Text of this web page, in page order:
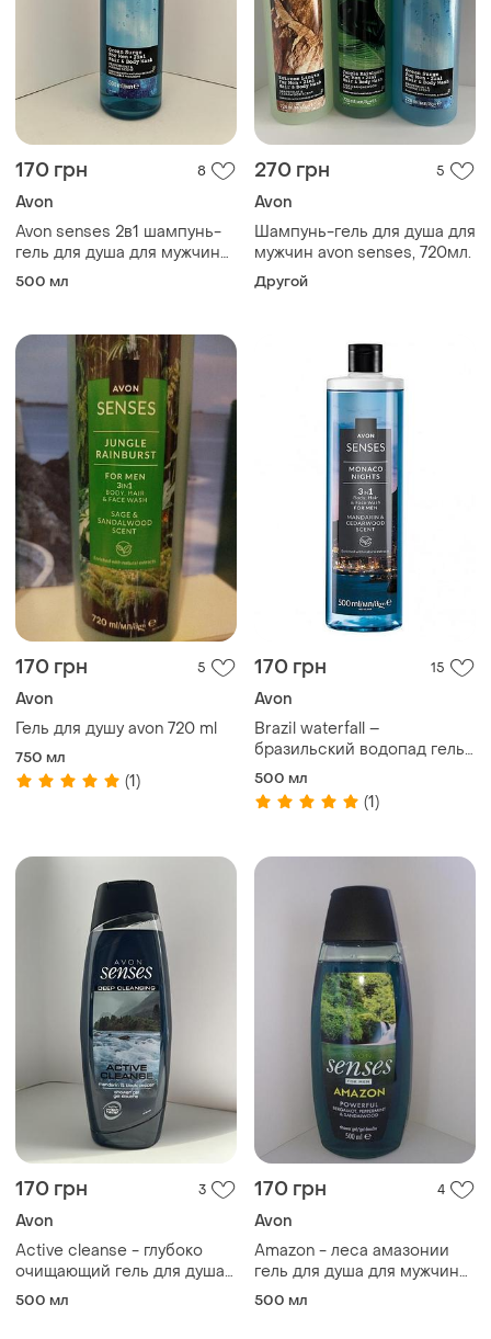
170 грн 8
Avon
Avon senses 2в1 шампунь-
гель для душа для мужчин
«бодрящий океан», 500мл.
500 мл
270 грн 5
Avon
Шампунь-гель для душа для
мужчин avon senses, 720мл.
Другой
170 грн 5
Avon
Гель для душу avon 720 ml
750 мл
(1)
170 грн 15
Avon
Brazil waterfall –
бразильский водопад гель
для душа для мужчин
500мл.
500 мл
(1)
170 грн 3
Avon
Active cleanse - глубоко
очищающий гель для душа
для мужчин 500мл.
500 мл
170 грн 4
Avon
Amazon - леса амазонии
гель для душа для мужчин
500мл.
500 мл